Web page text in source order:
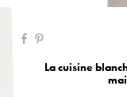
La cuisine